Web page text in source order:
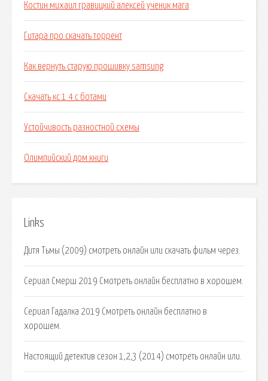
Костин михаил гравицкий алексей ученик мага
Гитара про скачать торрент
Как вернуть старую прошивку samsung
Скачать кс 1 4 с ботами
Устойчивость разностной схемы
Олимпийский дом книги
Links
Дитя Тьмы (2009) смотреть онлайн или скачать фильм через.
Сериал Смерш 2019 Смотреть онлайн бесплатно в хорошем.
Сериал Гадалка 2019 Смотреть онлайн бесплатно в
хорошем.
Настоящий детектив сезон 1,2,3 (2014) смотреть онлайн или.